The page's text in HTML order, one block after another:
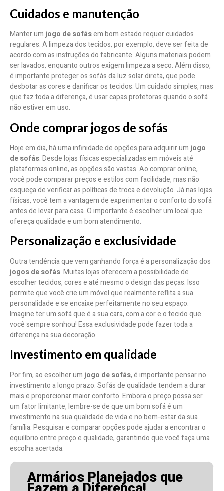
Cuidados e manutenção
Manter um jogo de sofásem bom estado requer cuidados
regulares. A limpeza dos tecidos, por exemplo, deve ser feita de
acordo com as instruções do fabricante. Alguns materiais podem
ser lavados, enquanto outros exigem limpeza a seco. Além disso,
é importante proteger os sofás da luz solar direta, que pode
desbotar as cores e danificar os tecidos. Um cuidado simples, mas
que faz toda a diferença, é usar capas protetoras quando o sofá
não estiver em uso.
Onde comprar jogos de sofás
Hoje em dia, há uma infinidade de opções para adquirir um jogo
de sofás. Desde lojas físicas especializadas em móveis até
plataformas online, as opções são vastas. Ao comprar online,
você pode comparar preços e estilos com facilidade, mas não
esqueça de verificar as políticas de troca e devolução. Já nas lojas
físicas, você tem a vantagem de experimentar o conforto do sofá
antes de levar para casa. O importante é escolher um local que
ofereça qualidade e um bom atendimento.
Personalização e exclusividade
Outra tendência que vem ganhando força é a personalização dos
jogos de sofás. Muitas lojas oferecem a possibilidade de
escolher tecidos, cores e até mesmo o design das peças. Isso
permite que você crie um móvel que realmente reflita a sua
personalidade e se encaixe perfeitamente no seu espaço.
Imagine ter um sofá que é a sua cara, com a cor e o tecido que
você sempre sonhou! Essa exclusividade pode fazer toda a
diferença na sua decoração.
Investimento em qualidade
Por fim, ao escolher umjogo de sofás, é importante pensar no
investimento a longo prazo. Sofás de qualidade tendem a durar
mais e proporcionar maior conforto. Embora o preço possa ser
um fator limitante, lembre-se de que um bom sofá é um
investimento na sua qualidade de vida e no bem-estar da sua
família. Pesquisar e comparar opções pode ajudar a encontrar o
equilíbrio entre preço e qualidade, garantindo que você faça uma
escolha acertada.
Armários Planejados que